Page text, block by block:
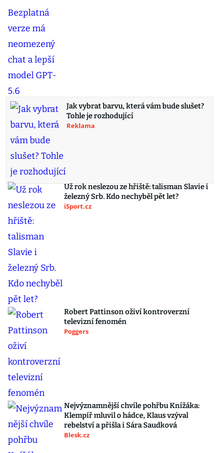
Jak vybrat barvu, která vám bude slušet?
Tohle je rozhodující
Reklama
Už rok neslezou ze hřiště: talisman Slavie i
železný Srb. Kdo nechyběl pět let?
iSport.cz
Robert Pattinson oživí kontroverzní
televizní fenomén
Poggers
Nejvýznamnější chvíle pohřbu Knížáka:
Klempíř mluvil o hádce, Klaus vzýval
rebelství a přišla i Sára Saudková
Blesk.cz